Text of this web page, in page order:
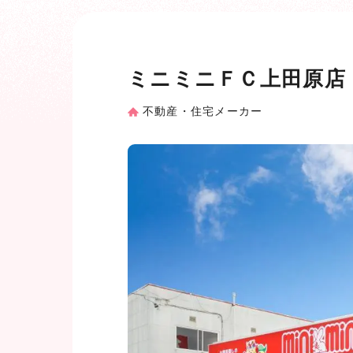
ミニミニＦＣ上田原店
不動産・住宅メーカー